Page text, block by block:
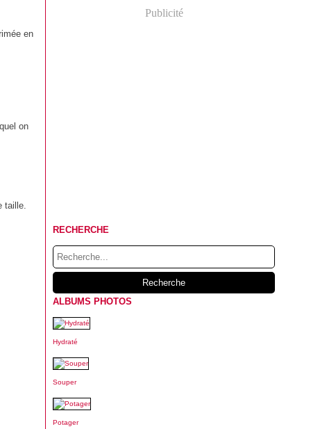
en
on
taille.
Publicité
RECHERCHE
ALBUMS PHOTOS
Hydraté
Souper
Potager